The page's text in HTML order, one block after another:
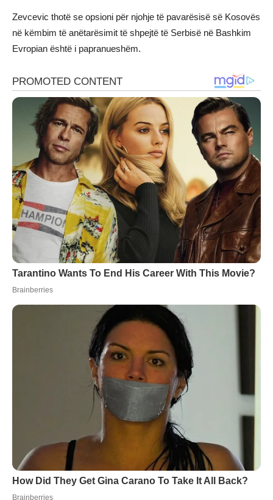
Zevcevic thotë se opsioni për njohje të pavarësisë së Kosovës
në këmbim të anëtarësimit të shpejtë të Serbisë në Bashkim
Evropian është i papranueshëm.